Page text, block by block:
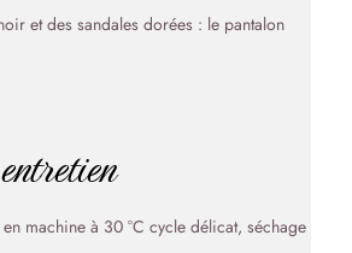
et des sandales dorées : le pantalon
machine à 30 °C cycle délicat, séchage